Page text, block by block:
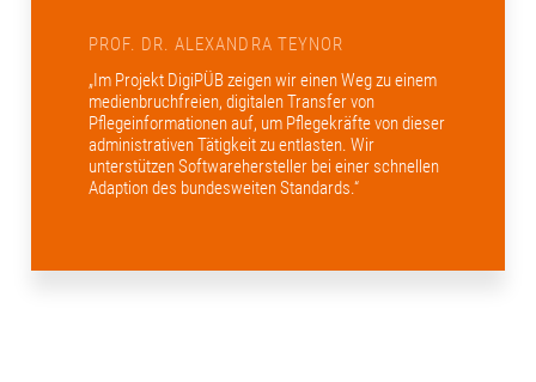
PROF. DR. ALEXANDRA TEYNOR
„Im Projekt DigiPÜB zeigen wir einen Weg zu einem
medienbruchfreien, digitalen Transfer von
Pflegeinformationen auf, um Pflegekräfte von dieser
administrativen Tätigkeit zu entlasten. Wir
unterstützen Softwarehersteller bei einer schnellen
Adaption des bundesweiten Standards.“